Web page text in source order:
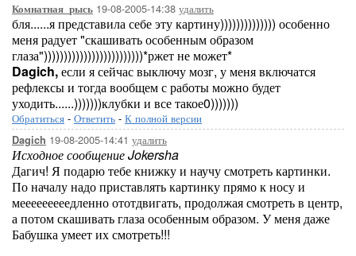
Комнатная_рысь 19-08-2005-14:38 удалить
бля......я представила себе эту картину)))))))))))))) особенно
меня радует "скашивать особенным образом
глаза")))))))))))))))))))))))))*ржет не может*
Dagich,если я сейчас выключу мозг, у меня включатся
рефлексы и тогда вообщем с работы можно будет
уходить......)))))))клубки и все такое0)))))))
Обратиться - Ответить - К полной версии
Dagich 19-08-2005-14:41 удалить
Исходное сообщение Jokersha
Дагич! Я подарю тебе книжку и научу смотреть картинки.
По началу надо приставлять картинку прямо к носу и
мееееееееедленно ототдвигать, продолжая смотреть в центр,
а потом скашивать глаза особенным образом. У меня даже
Бабушка умеет их смотреть!!!